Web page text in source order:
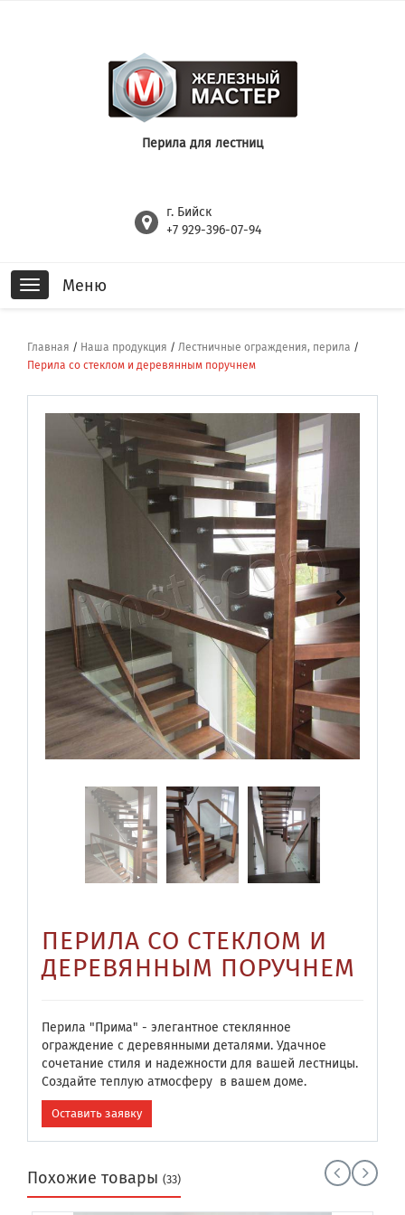
Перила для лестниц
г. Бийск
+7 929-396-07-94
Toggle
navigation
Меню
Главная / Наша продукция / Лестничные ограждения, перила /
Перила со стеклом и деревянным поручнем
ПЕРИЛА СО СТЕКЛОМ И
ДЕРЕВЯННЫМ ПОРУЧНЕМ
Перила "Прима" - элегантное стеклянное
ограждение с деревянными деталями. Удачное
сочетание стиля и надежности для вашей лестницы.
Создайте теплую атмосферу в вашем доме.
Оставить заявку
Похожие товары (33)